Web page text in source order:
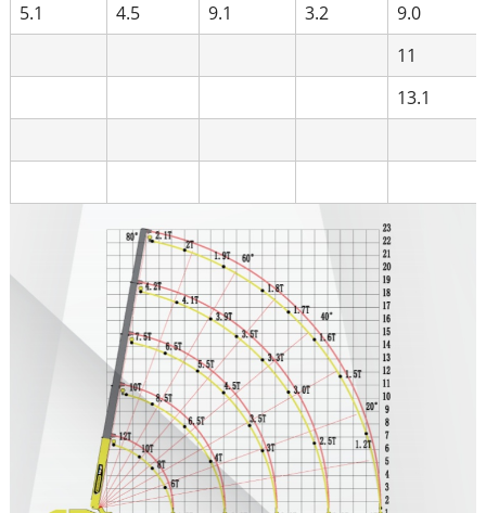
5.1
4.5 9.1 3.2
9.0
11
13.1